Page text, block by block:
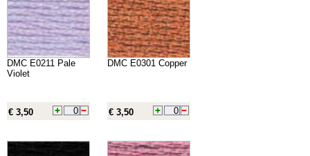
DMC E0211 Pale
Violet
€ 3,50
DMC E0301 Copper
€ 3,50